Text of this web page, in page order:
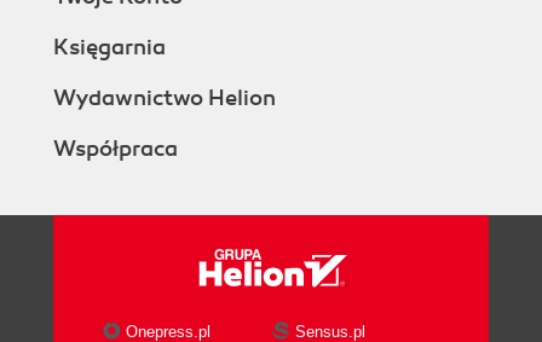
Księgarnia
Wydawnictwo Helion
Współpraca
Onepress.pl
Sensus.pl